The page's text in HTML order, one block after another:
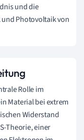
und die
Photovoltaik von
Rolle im
Material bei extrem
Widerstand
Theorie, einer